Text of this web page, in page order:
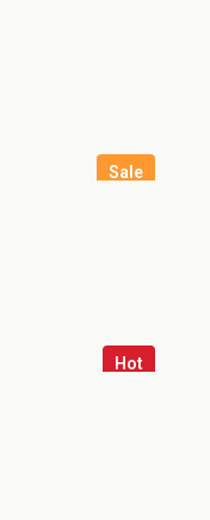
Sale
Hot